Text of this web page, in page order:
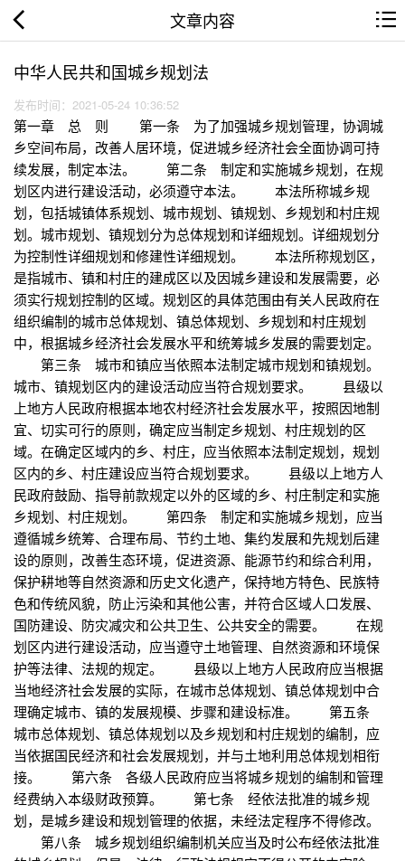
文章内容
中华人民共和国城乡规划法
发布时间：2021-05-24 10:36:52
第一章 总 则 第一条 为了加强城乡规划管理，协调城
乡空间布局，改善人居环境，促进城乡经济社会全面协调可持
续发展，制定本法。 第二条 制定和实施城乡规划，在规
划区内进行建设活动，必须遵守本法。 本法所称城乡规
划，包括城镇体系规划、城市规划、镇规划、乡规划和村庄规
划。城市规划、镇规划分为总体规划和详细规划。详细规划分
为控制性详细规划和修建性详细规划。 本法所称规划区，
是指城市、镇和村庄的建成区以及因城乡建设和发展需要，必
须实行规划控制的区域。规划区的具体范围由有关人民政府在
组织编制的城市总体规划、镇总体规划、乡规划和村庄规划
中，根据城乡经济社会发展水平和统筹城乡发展的需要划定。
第三条 城市和镇应当依照本法制定城市规划和镇规划。
城市、镇规划区内的建设活动应当符合规划要求。 县级以
上地方人民政府根据本地农村经济社会发展水平，按照因地制
宜、切实可行的原则，确定应当制定乡规划、村庄规划的区
域。在确定区域内的乡、村庄，应当依照本法制定规划，规划
区内的乡、村庄建设应当符合规划要求。 县级以上地方人
民政府鼓励、指导前款规定以外的区域的乡、村庄制定和实施
乡规划、村庄规划。 第四条 制定和实施城乡规划，应当
遵循城乡统筹、合理布局、节约土地、集约发展和先规划后建
设的原则，改善生态环境，促进资源、能源节约和综合利用，
保护耕地等自然资源和历史文化遗产，保持地方特色、民族特
色和传统风貌，防止污染和其他公害，并符合区域人口发展、
国防建设、防灾减灾和公共卫生、公共安全的需要。 在规
划区内进行建设活动，应当遵守土地管理、自然资源和环境保
护等法律、法规的规定。 县级以上地方人民政府应当根据
当地经济社会发展的实际，在城市总体规划、镇总体规划中合
理确定城市、镇的发展规模、步骤和建设标准。 第五条
城市总体规划、镇总体规划以及乡规划和村庄规划的编制，应
当依据国民经济和社会发展规划，并与土地利用总体规划相衔
接。 第六条 各级人民政府应当将城乡规划的编制和管理
经费纳入本级财政预算。 第七条 经依法批准的城乡规
划，是城乡建设和规划管理的依据，未经法定程序不得修改。
第八条 城乡规划组织编制机关应当及时公布经依法批准